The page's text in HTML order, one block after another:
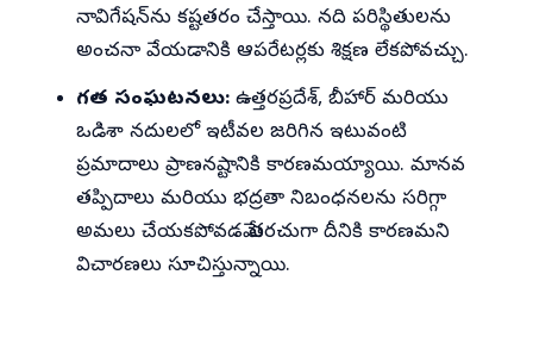
నావిగేషన్‌ను కష్టతరం చేస్తాయి. నది పరిస్థితులను
అంచనా వేయడానికి ఆపరేటర్లకు శిక్షణ లేకపోవచ్చు.
గత సంఘటనలు: ఉత్తరప్రదేశ్, బీహార్ మరియు
ఒడిశా నదులలో ఇటీవల జరిగిన ఇటువంటి
ప్రమాదాలు ప్రాణనష్టానికి కారణమయ్యాయి. మానవ
తప్పిదాలు మరియు భద్రతా నిబంధనలను సరిగ్గా
అమలు చేయకపోవడమే తరచుగా దీనికి కారణమని
విచారణలు సూచిస్తున్నాయి.